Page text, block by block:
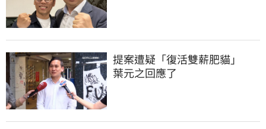
提案遭疑「復活雙薪肥貓」
葉元之回應了